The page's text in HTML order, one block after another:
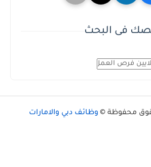
فى البحث
محفوظة © وظائف دبي والامارات